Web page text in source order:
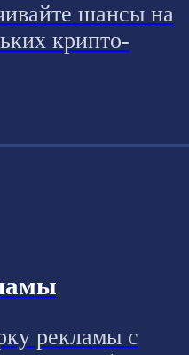
шансы на
крипто-
рекламы с